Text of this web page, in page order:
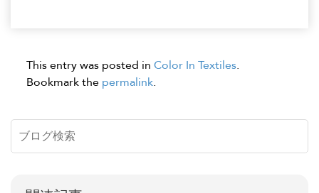
This entry was posted in Color In Textiles.
Bookmark the permalink.